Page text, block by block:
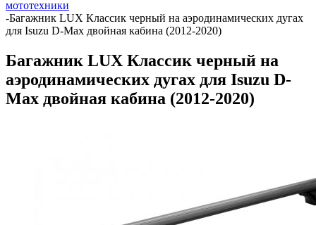
мототехники
-Багажник LUX Классик черный на аэродинамических дугах
для Isuzu D-Max двойная кабина (2012-2020)
Багажник LUX Классик черный на
аэродинамических дугах для Isuzu D-
Max двойная кабина (2012-2020)